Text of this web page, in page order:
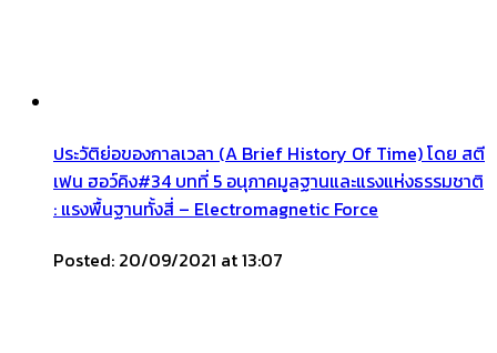
ประวัติย่อของกาลเวลา (A Brief History Of Time) โดย สตี
เฟน ฮอว์คิง#34 บทที่ 5 อนุภาคมูลฐานและแรงแห่งธรรมชาติ
: แรงพื้นฐานทั้งสี่ – Electromagnetic Force
Posted: 20/09/2021 at 13:07